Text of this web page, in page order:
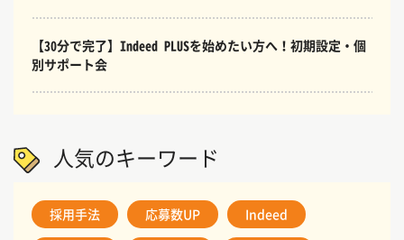
【30分で完了】Indeed PLUSを始めたい方へ！初期設定・個
別サポート会
人気のキーワード
採用手法 応募数UP Indeed